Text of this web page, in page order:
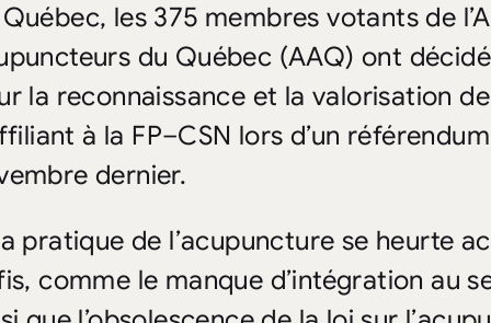
les 375 membres votants de
du Québec (AAQ) ont
la reconnaissance et la valorisation
à la FP–CSN lors d’un
dernier.
pratique de l’acupuncture se heurte
comme le manque d’intégration au